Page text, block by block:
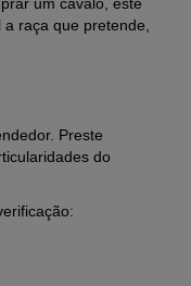
um cavalo, este
raça que pretende,
Preste
do